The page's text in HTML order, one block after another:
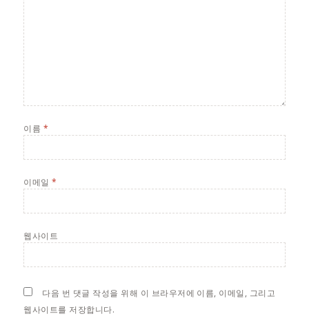
이름 *
이메일*
웹사이트
다음 번 댓글 작성을 위해 이 브라우저에 이름, 이메일, 그리고
웹사이트를 저장합니다.